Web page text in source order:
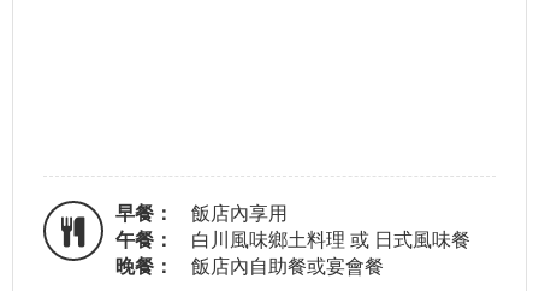
早餐：
飯店內享用
午餐：
白川風味鄉土料理 或 日式風味餐
晚餐：
飯店內自助餐或宴會餐